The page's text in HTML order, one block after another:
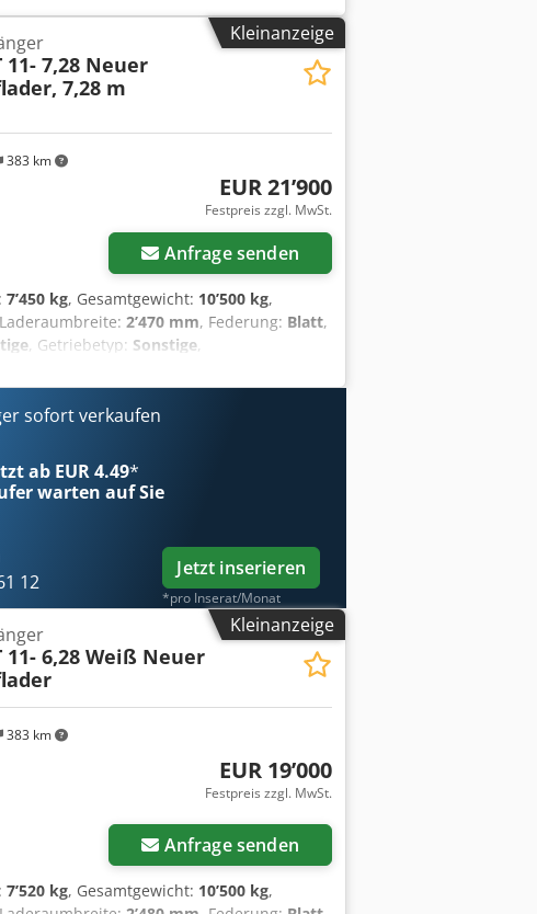
10 t , 10 x Rungentaschen im
Aussenseite an der Rampen und
mm stark, Staukiste mit Deckel für
Rundumleuchte, Fahrzeug Tauchbad-
mit Beleuchtung und Rundumleuchte,
der Rampen, Preis: 1.000 ¤, ,
und Änderungen vorbehalten, Muster-
Kleinanzeige
383 km
11- 7,28 Neuer
7,28 m
EUR 21’900
Festpreis zzgl. MwSt.
Anfrage senden
7’450 kg, Gesamtgewicht: 10’500 kg,
2’470 mm, Federung: Blatt,
, Getriebetyp: Sonstige,
Druckluftbremse, vorn zum Durchladen,
steckbar, Ladefläche hinten
, Auch in 5.200 mm oder 6.200
Änderungen vorbehalten, Muster-
Ref
sofort verkaufen
ab EUR 4.49*
warten auf Sie
12
Jetzt inserieren
*pro Inserat/Monat
Kleinanzeige
383 km
11- 6,28 Weiß Neuer
EUR 19’000
Festpreis zzgl. MwSt.
Anfrage senden
7’520 kg, Gesamtgewicht: 10’500 kg,